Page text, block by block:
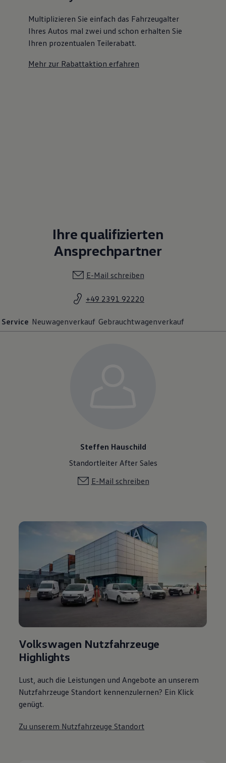
Multiplizieren Sie einfach das Fahrzeugalter
Ihres Autos mal zwei und schon erhalten Sie
Ihren prozentualen Teilerabatt.
Mehr zur Rabattaktion erfahren
Ihre qualifizierten
Ansprechpartner
E-Mail schreiben
+49 2391 92220
Service Neuwagenverkauf Gebrauchtwagenverkauf
Steffen Hauschild
Standortleiter After Sales
E-Mail schreiben
Volkswagen Nutzfahrzeuge
Highlights
Lust, auch die Leistungen und Angebote an unserem
Nutzfahrzeuge Standort kennenzulernen? Ein Klick
genügt.
Zu unserem Nutzfahrzeuge Standort